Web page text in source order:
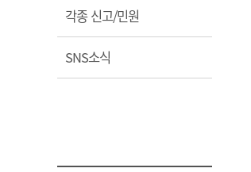
각종 신고/민원
림
SNS소식
림